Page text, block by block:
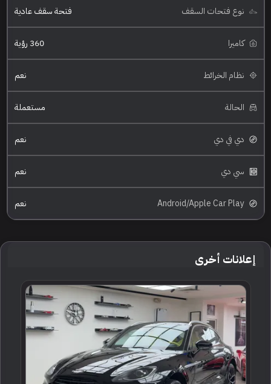
نوع فتحات السقف فتحة سقف عادية
كاميرا 360 رؤية
نظام الخرائط نعم
الحالة مستعملة
دي في دي نعم
سي دي نعم
Android/Apple Car Play نعم
إعلانات أخرى